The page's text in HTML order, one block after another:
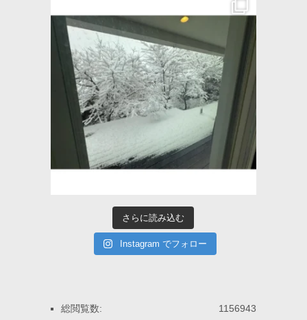
さらに読み込む
Instagram でフォロー
1156943
総閲覧数: